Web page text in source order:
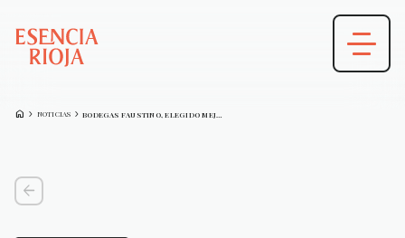
HOME CHEVRON_FORWARD NOTICIAS CHEVRON_FORWARD
arrow_back